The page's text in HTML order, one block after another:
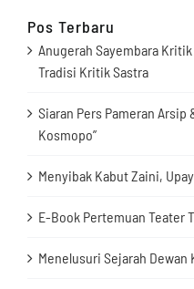
Pos Terbaru
Anugerah Sayembara
Tradisi Kritik Sastra
Siaran Pers Pameran Arsip
Kosmopo”
Menyibak Kabut Zaini,
E-Book Pertemuan Teater
Menelusuri Sejarah Dewan